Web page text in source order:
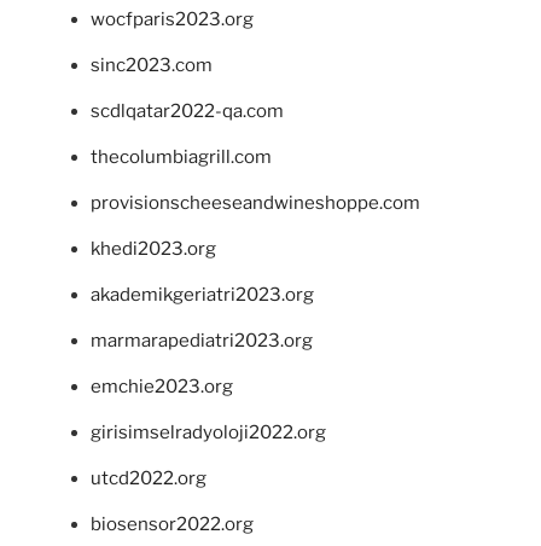
wocfparis2023.org
sinc2023.com
scdlqatar2022-qa.com
thecolumbiagrill.com
provisionscheeseandwineshoppe.com
khedi2023.org
akademikgeriatri2023.org
marmarapediatri2023.org
emchie2023.org
girisimselradyoloji2022.org
utcd2022.org
biosensor2022.org